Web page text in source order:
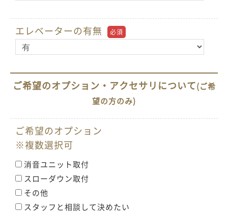
エレベーターの有無 必須
ご希望のオプション・アクセサリについて(ご希
望の方のみ)
ご希望のオプション
※複数選択可
消音ユニット取付
スローダウン取付
その他
スタッフと相談して決めたい